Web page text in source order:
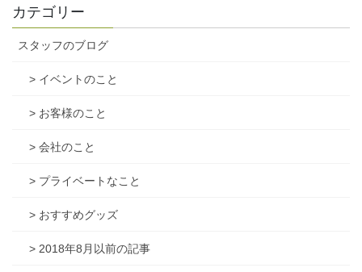
カテゴリー
スタッフのブログ
> イベントのこと
> お客様のこと
> 会社のこと
> プライベートなこと
> おすすめグッズ
> 2018年8月以前の記事